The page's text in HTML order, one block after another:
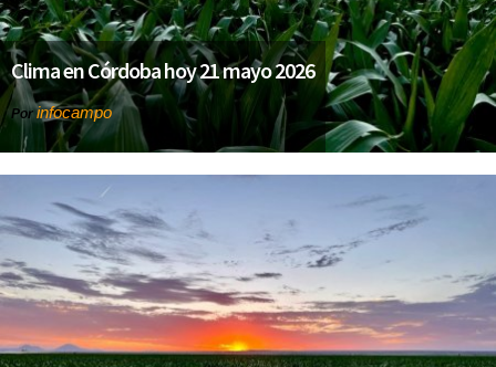
Clima en Córdoba hoy 21 mayo 2026
Por infocampo